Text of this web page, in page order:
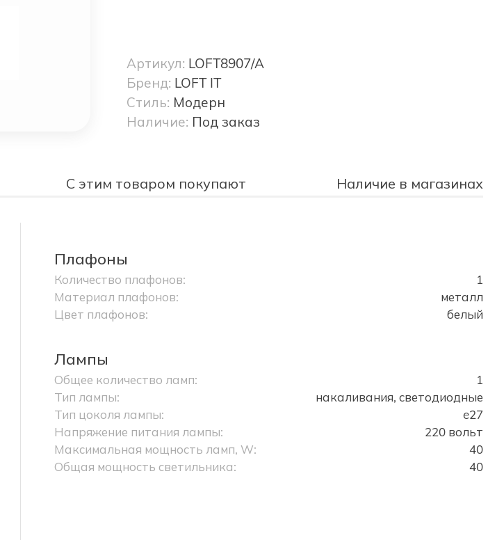
Артикул: LOFT8907/A
Бренд: LOFT IT
Стиль: Модерн
Наличие: Под заказ
С этим товаром покупают Наличие в магазинах
Плафоны
Количество плафонов:
1
Материал плафонов:
металл
Цвет плафонов:
белый
Лампы
Общее количество ламп:
1
Тип лампы:
накаливания, светодиодные
Тип цоколя лампы:
e27
Напряжение питания лампы:
220 вольт
Максимальная мощность ламп, W:
40
Общая мощность светильника:
40